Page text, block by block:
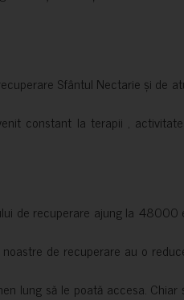
Sfântul Nectarie și de
constant la terapii ,
de recuperare ajung la 48000
de recuperare au o
lung să le poată accesa.